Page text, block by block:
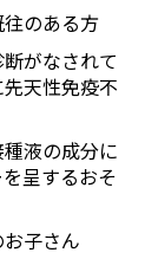
のある方
がなされて
天性免疫不
液の成分に
呈するおそ
子さん